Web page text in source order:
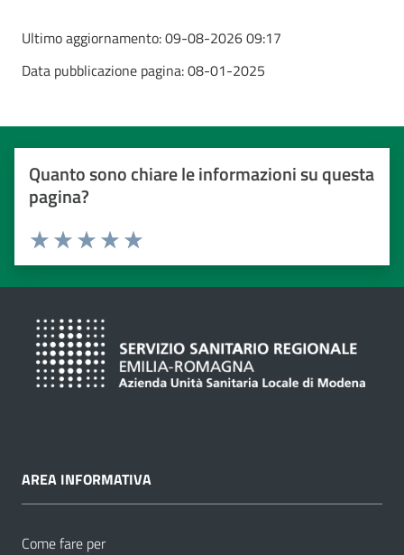
Ultimo aggiornamento:09-08-2026 09:17
Data pubblicazione pagina:08-01-2025
Quanto sono chiare le informazioni su questa
pagina?
Valuta da 1 a 5 stelle
Valuta 5 stelle su 5
Valuta 4 stelle su 5
Valuta 3 stelle su 5
Valuta 2 stelle su 5
Valuta 1 stelle su 5
AREA INFORMATIVA
Come fare per